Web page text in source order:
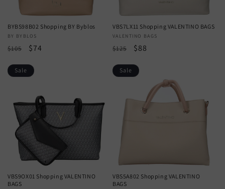
BYBS98B02 Shopping BY Byblos
Vendor:
BY BYBLOS
Regular
$105
Sale
$74
VBS7LX11 Shopping VALENTINO BAGS
Vendor:
VALENTINO BAGS
Regular
$125
Sale
$88
Sale
VBS9OX01 Shopping VALENTINO
BAGS
Sale
VBS5A802 Shopping VALENTINO
BAGS